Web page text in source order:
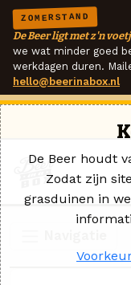
ZOMERSTAND
De Beer ligt met z'n
we wat minder goed
werkdagen duren.
hello@beerinabox.nl
De Beer houdt
Zodat zijn
grasduinen in